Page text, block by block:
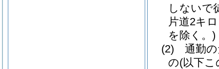
しないで
片道2キ
を除く。)
(2)
通勤
の(以下